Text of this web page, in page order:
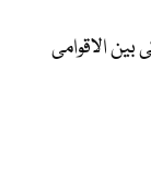
الاقوامی